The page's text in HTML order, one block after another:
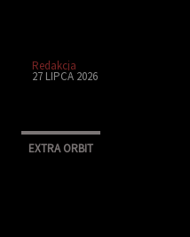
Redakcja
27 LIPCA 2026
EXTRA ORBIT